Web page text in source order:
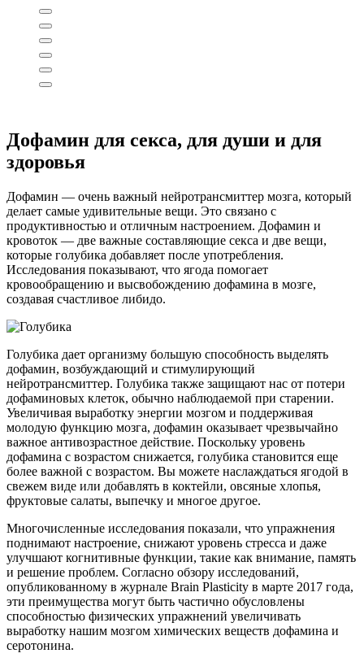
Дофамин для секса, для души и для
здоровья
Дофамин — очень важный нейротрансмиттер мозга, который
делает самые удивительные вещи. Это связано с
продуктивностью и отличным настроением. Дофамин и
кровоток — две важные составляющие секса и две вещи,
которые голубика добавляет после употребления.
Исследования показывают, что ягода помогает
кровообращению и высвобождению дофамина в мозге,
создавая счастливое либидо.
Голубика дает организму большую способность выделять
дофамин, возбуждающий и стимулирующий
нейротрансмиттер. Голубика также защищают нас от потери
дофаминовых клеток, обычно наблюдаемой при старении.
Увеличивая выработку энергии мозгом и поддерживая
молодую функцию мозга, дофамин оказывает чрезвычайно
важное антивозрастное действие. Поскольку уровень
дофамина с возрастом снижается, голубика становится еще
более важной с возрастом. Вы можете наслаждаться ягодой в
свежем виде или добавлять в коктейли, овсяные хлопья,
фруктовые салаты, выпечку и многое другое.
Многочисленные исследования показали, что упражнения
поднимают настроение, снижают уровень стресса и даже
улучшают когнитивные функции, такие как внимание, память
и решение проблем. Согласно обзору исследований,
опубликованному в журнале Brain Plasticity в марте 2017 года,
эти преимущества могут быть частично обусловлены
способностью физических упражнений увеличивать
выработку нашим мозгом химических веществ дофамина и
серотонина.